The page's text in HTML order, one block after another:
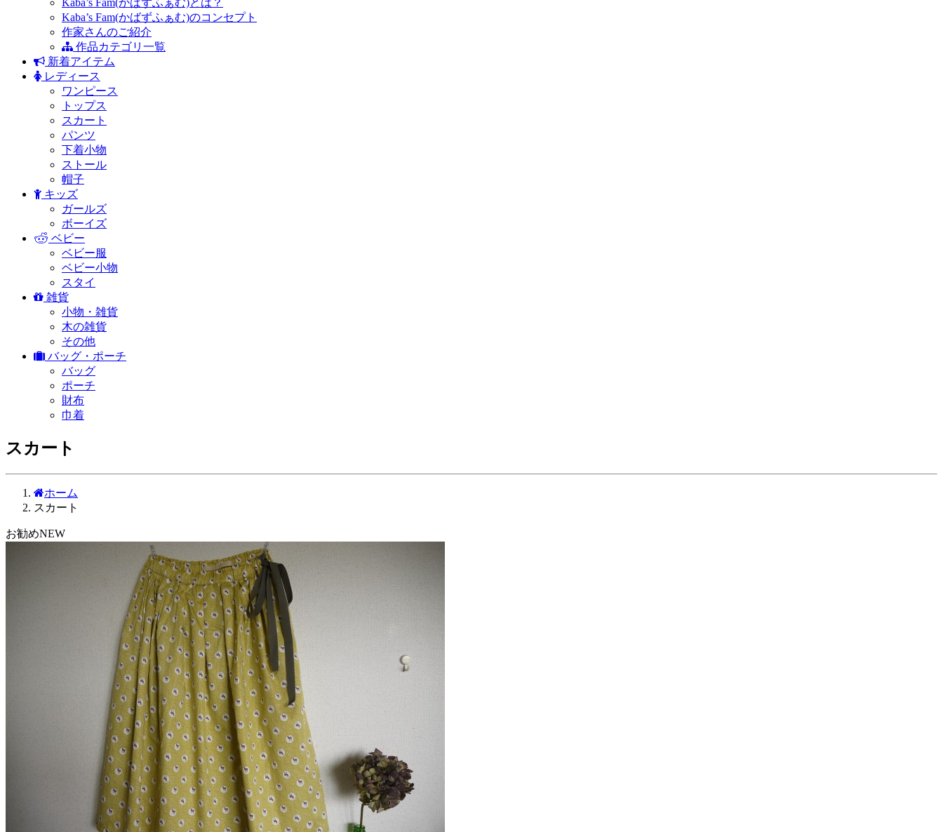
Kaba’s Fam(かばずふぁむ)のコンセプト
作家さんのご紹介
作品カテゴリ一覧
新着アイテム
レディース
ワンピース
トップス
スカート
パンツ
下着小物
ストール
帽子
キッズ
ガールズ
ボーイズ
ベビー
ベビー服
ベビー小物
スタイ
雑貨
小物・雑貨
木の雑貨
その他
バッグ・ポーチ
バッグ
ポーチ
財布
巾着
スカート
ホーム
スカート
お勧めNEW